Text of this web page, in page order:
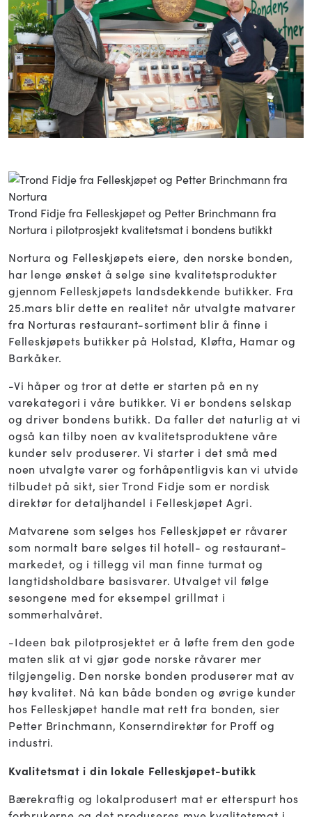
Trond Fidje fra Felleskjøpet og Petter Brinchmann fra
Nortura i pilotprosjekt kvalitetsmat i bondens butikkt
Nortura og Felleskjøpets eiere, den norske bonden,
har lenge ønsket å selge sine kvalitetsprodukter
gjennom Felleskjøpets landsdekkende butikker. Fra
25.mars blir dette en realitet når utvalgte matvarer
fra Norturas restaurant-sortiment blir å finne i
Felleskjøpets butikker på Holstad, Kløfta, Hamar og
Barkåker.
-Vi håper og tror at dette er starten på en ny
varekategori i våre butikker. Vi er bondens selskap
og driver bondens butikk. Da faller det naturlig at vi
også kan tilby noen av kvalitetsproduktene våre
kunder selv produserer. Vi starter i det små med
noen utvalgte varer og forhåpentligvis kan vi utvide
tilbudet på sikt, sier Trond Fidje som er nordisk
direktør for detaljhandel i Felleskjøpet Agri.
Matvarene som selges hos Felleskjøpet er råvarer
som normalt bare selges til hotell- og restaurant-
markedet, og i tillegg vil man finne turmat og
langtidsholdbare basisvarer. Utvalget vil følge
sesongene med for eksempel grillmat i
sommerhalvåret.
-Ideen bak pilotprosjektet er å løfte frem den gode
maten slik at vi gjør gode norske råvarer mer
tilgjengelig. Den norske bonden produserer mat av
høy kvalitet. Nå kan både bonden og øvrige kunder
hos Felleskjøpet handle mat rett fra bonden, sier
Petter Brinchmann, Konserndirektør for Proff og
industri.
Kvalitetsmat i din lokale Felleskjøpet-butikk
Bærekraftig og lokalprodusert mat er etterspurt hos